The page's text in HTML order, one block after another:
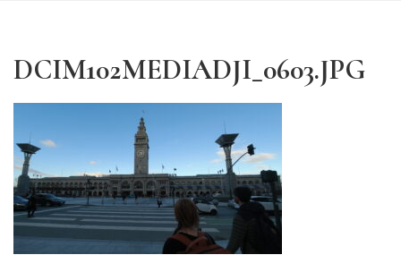
DCIM102MEDIADJI_0603.JPG